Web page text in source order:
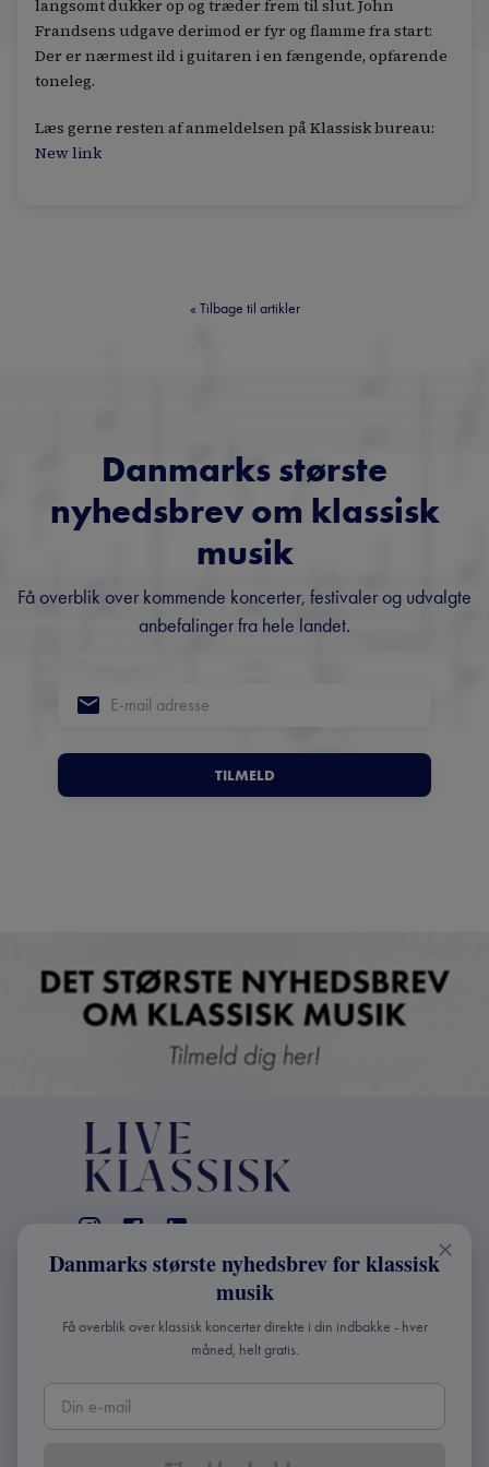
langsomt dukker op og træder frem til slut. John
Frandsens udgave derimod er fyr og flamme fra start:
Der er nærmest ild i guitaren i en fængende, opfarende
toneleg.
Læs gerne resten af anmeldelsen på Klassisk bureau:
New link
« Tilbage til artikler
Danmarks største
nyhedsbrev om klassisk
musik
Få overblik over kommende koncerter, festivaler og udvalgte
anbefalinger fra hele landet.
TILMELD
KONTAKT
info@liveklassisk.dk
Live Klassisk ApS
CVR 41507780
Danmarks største nyhedsbrev for klassisk
musik
Få overblik over klassisk koncerter direkte i din indbakke - hver
måned, helt gratis.